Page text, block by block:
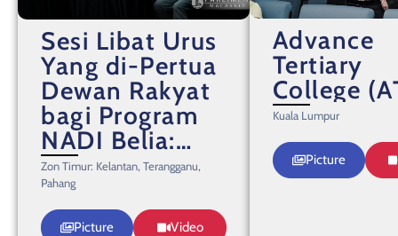
Sesi Libat Urus
Yang di-Pertua
Dewan Rakyat
bagi Program
NADI Belia:
Dari Komuniti
ke Kepimpinan
Negara
Zon Timur: Kelantan, Terangganu,
Pahang
Picture Video
Advance
Tertiary
College
Kuala Lumpur
Picture